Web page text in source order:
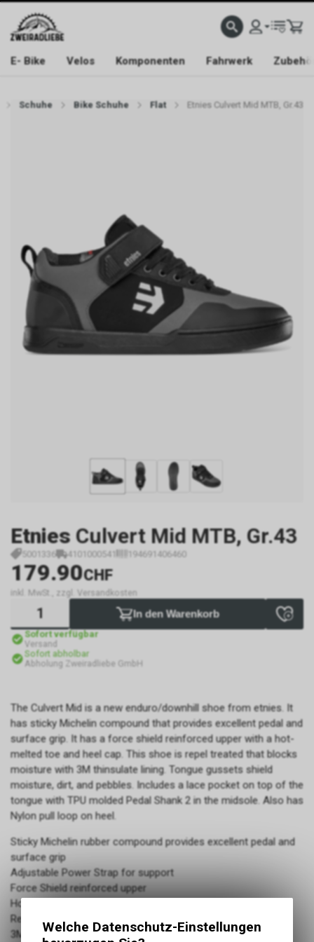
E- Bike Velos Komponenten Fahrwerk
Schuhe Bike Schuhe Flat Etnies Culvert Mid MTB, Gr.43
Etnies Culvert Mid MTB, Gr.43
5001336 4101000541 194691406460
179.90CHF
inkl. MwSt., zzgl. Versandkosten
In den Warenkorb
Sofort verfügbar
Versand
Sofort abholbar
Abholung Zweiradliebe GmbH
The Culvert Mid is a new enduro/downhill shoe from etnies. It
has sticky Michelin compound that provides excellent pedal and
surface grip. It has a force shield reinforced upper with a hot-
melted toe and heel cap. This shoe is repel treated that blocks
moisture with 3M thinsulate lining. Tongue gussets shield
moisture, dirt, and pebbles. Includes a lace pocket on top of the
tongue with TPU molded Pedal Shank 2 in the midsole. Also has
Nylon pull loop on heel.
Sticky Michelin rubber compound provides excellent pedal and
surface grip
Adjustable Power Strap for support
Force Shield reinforced upper
Hot-melted toe and heel cap
Repel treated upper blocks moisture
3M Thinsulate‰ã¢ lining
Welche Datenschutz-Einstellungen